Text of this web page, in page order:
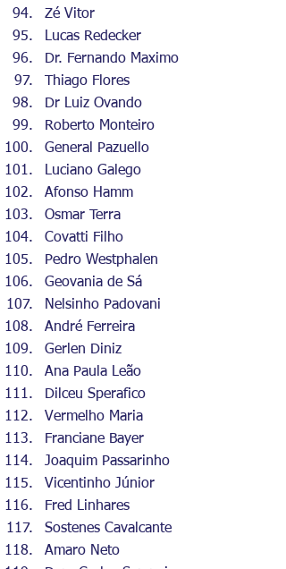
Zé Vitor
Lucas Redecker
⁠Dr. Fernando Maximo
Thiago Flores
Dr Luiz Ovando
Roberto Monteiro
General Pazuello
Luciano Galego
Afonso Hamm
Osmar Terra
Covatti Filho
Pedro Westphalen
Geovania de Sá
Nelsinho Padovani
André Ferreira
Gerlen Diniz
Ana Paula Leão
Dilceu Sperafico
Vermelho Maria
Franciane Bayer
Joaquim Passarinho
Vicentinho Júnior
Fred Linhares
Sostenes Cavalcante
Amaro Neto